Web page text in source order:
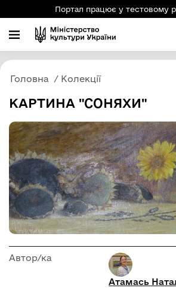
Портал працює у тестовому
Головна Колекції
КАРТИНА "СОНЯХИ"
Автор/ка
Атамась